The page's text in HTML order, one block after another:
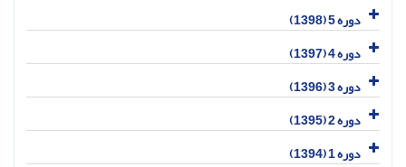
دوره 5 (1398)
دوره 4 (1397)
دوره 3 (1396)
دوره 2 (1395)
دوره 1 (1394)